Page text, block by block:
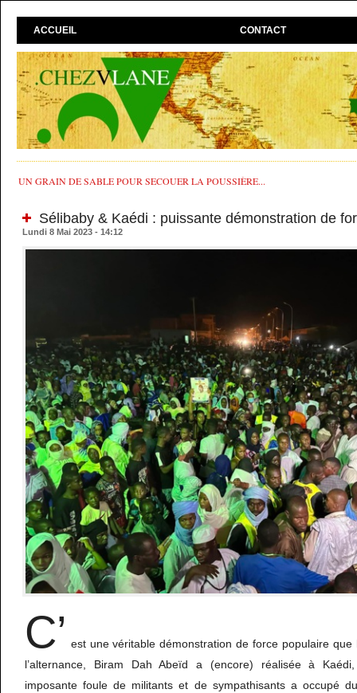
ACCUEIL CONTACT
UN GRAIN DE SABLE POUR SECOUER LA POUSSIÈRE...
Sélibaby & Kaédi : puissante démonstration de
Lundi 8 Mai 2023 - 14:12
C’ est une véritable démonstration de force populaire
l’alternance, Biram Dah Abeïd a (encore) réalisée à
imposante foule de militants et de sympathisants a occupé